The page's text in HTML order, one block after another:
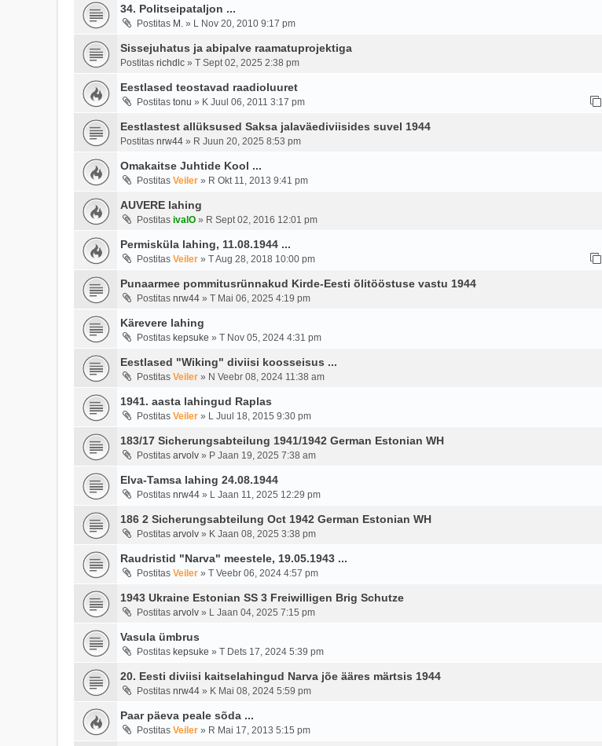
34. Politseipataljon ...
Postitas M. » L Nov 20, 2010 9:17 pm
Sissejuhatus ja abipalve raamatuprojektiga
Postitas richdlc » T Sept 02, 2025 2:38 pm
Eestlased teostavad raadioluuret
Postitas tonu » K Juul 06, 2011 3:17 pm
Eestlastest allüksused Saksa jalaväediviisides suvel 1944
Postitas nrw44 » R Juun 20, 2025 8:53 pm
Omakaitse Juhtide Kool ...
Postitas Veiler » R Okt 11, 2013 9:41 pm
AUVERE lahing
Postitas ivalO » R Sept 02, 2016 12:01 pm
Permisküla lahing, 11.08.1944 ...
Postitas Veiler » T Aug 28, 2018 10:00 pm
Punaarmee pommitusrünnakud Kirde-Eesti õlitööstuse vastu 1944
Postitas nrw44 » T Mai 06, 2025 4:19 pm
Kärevere lahing
Postitas kepsuke » T Nov 05, 2024 4:31 pm
Eestlased "Wiking" diviisi koosseisus ...
Postitas Veiler » N Veebr 08, 2024 11:38 am
1941. aasta lahingud Raplas
Postitas Veiler » L Juul 18, 2015 9:30 pm
183/17 Sicherungsabteilung 1941/1942 German Estonian WH
Postitas arvolv » P Jaan 19, 2025 7:38 am
Elva-Tamsa lahing 24.08.1944
Postitas nrw44 » L Jaan 11, 2025 12:29 pm
186 2 Sicherungsabteilung Oct 1942 German Estonian WH
Postitas arvolv » K Jaan 08, 2025 3:38 pm
Raudristid "Narva" meestele, 19.05.1943 ...
Postitas Veiler » T Veebr 06, 2024 4:57 pm
1943 Ukraine Estonian SS 3 Freiwilligen Brig Schutze
Postitas arvolv » L Jaan 04, 2025 7:15 pm
Vasula ümbrus
Postitas kepsuke » T Dets 17, 2024 5:39 pm
20. Eesti diviisi kaitselahingud Narva jõe ääres märtsis 1944
Postitas nrw44 » K Mai 08, 2024 5:59 pm
Paar päeva peale sõda ...
Postitas Veiler » R Mai 17, 2013 5:15 pm